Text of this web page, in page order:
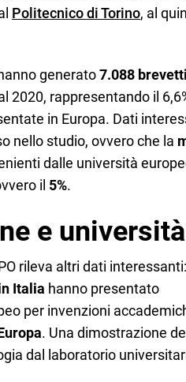
Politecnico di Torino, al
generato7.088
2020, rappresentando il
in Europa. Dati
nello studio, ovvero che la
dalle università
il 5%.
e
rileva altri dati
Italia hanno presentato
per invenzioni
. Una dimostrazione
dal laboratorio